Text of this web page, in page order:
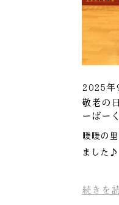
2025年
敬老の
ーぱー
暖暖の
ました
続きを